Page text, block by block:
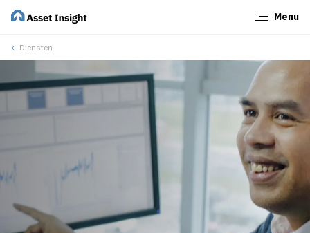
Menu
Diensten
Sluiten